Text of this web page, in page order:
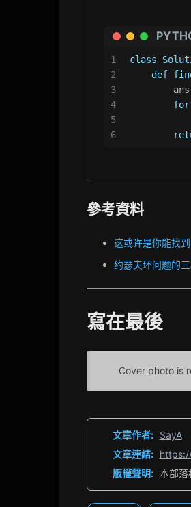
1
2
3
4
5
6
class
def
for
參考資料
这或许是你能找
约瑟夫环问题的
寫在最後
Cover photo is
文章作者: SayA
文章連結:
版權聲明: 本部落